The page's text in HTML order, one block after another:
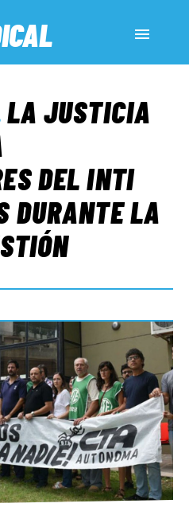
LA JUSTICIA
DEL INTI
DURANTE LA